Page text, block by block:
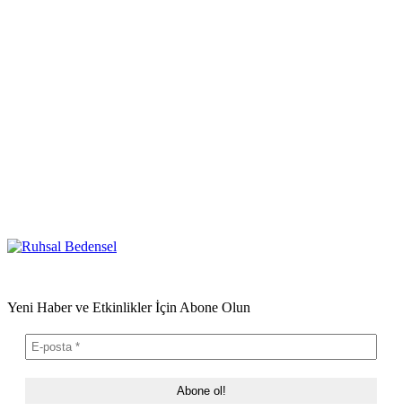
Yeni Haber ve Etkinlikler İçin Abone Olun